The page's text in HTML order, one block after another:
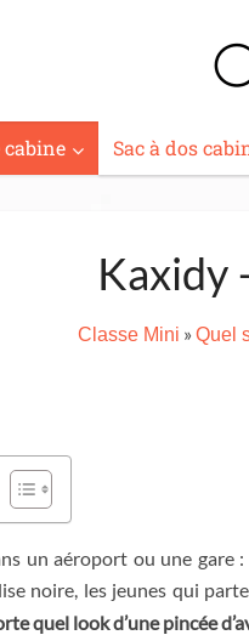
Sac à dos
Kaxidy
Classe Mini » Quel
un aéroport ou une
noire, les jeunes qui
quel look d’une pincée